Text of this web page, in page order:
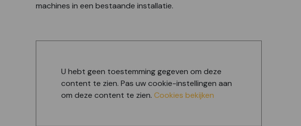
machines in een bestaande installatie.
U hebt geen toestemming gegeven om deze
content te zien. Pas uw cookie-instellingen aan
om deze content te zien. Cookies bekijken